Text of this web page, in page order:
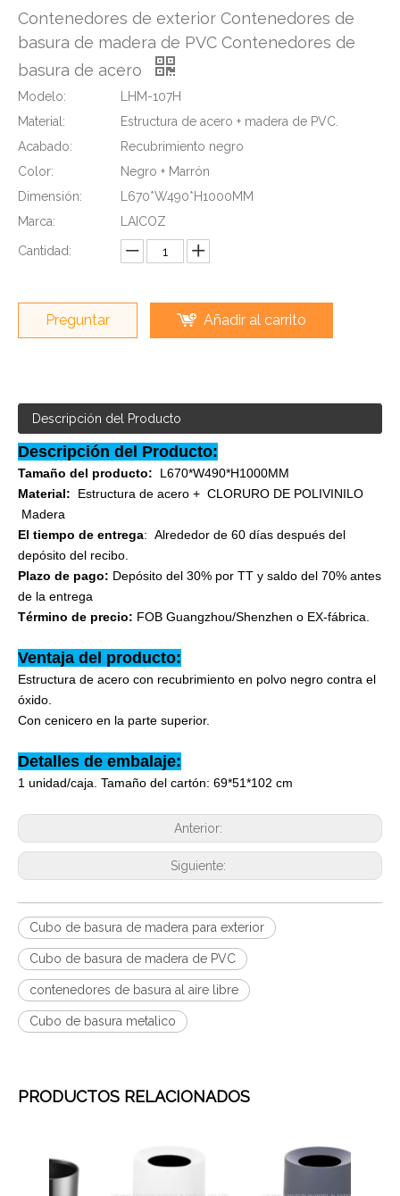
Contenedores de exterior Contenedores de
basura de madera de PVC Contenedores de
basura de acero
Modelo:
LHM-107H
Material:
Estructura de acero + madera de PVC.
Acabado:
Recubrimiento negro
Color:
Negro + Marrón
Dimensión:
L670*W490*H1000MM
Marca:
LAICOZ
Cantidad:
Preguntar Añadir al carrito
Descripción del Producto
Descripción del Producto:
Tamaño del producto: L670*W490*H1000MM
Material: Estructura de acero + CLORURO DE POLIVINILO
Madera
El tiempo de entrega: Alrededor de 60 días después del
depósito del recibo.
Plazo de pago: Depósito del 30% por TT y saldo del 70% antes
de la entrega
Término de precio: FOB Guangzhou/Shenzhen o EX-fábrica.
Ventaja del producto:
Estructura de acero con recubrimiento en polvo negro contra el
óxido.
Con cenicero en la parte superior.
Detalles de embalaje:
1 unidad/caja. Tamaño del cartón: 69*51*102 cm
Anterior:
Siguiente:
Cubo de basura de madera para exterior
Cubo de basura de madera de PVC
contenedores de basura al aire libre
Cubo de basura metalico
PRODUCTOS RELACIONADOS